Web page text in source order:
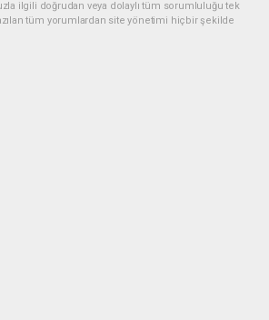
ilgili doğrudan veya dolaylı tüm sorumluluğu tek
tüm yorumlardan site yönetimi hiçbir şekilde